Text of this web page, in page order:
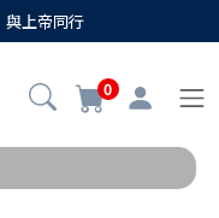
與上帝同行
0